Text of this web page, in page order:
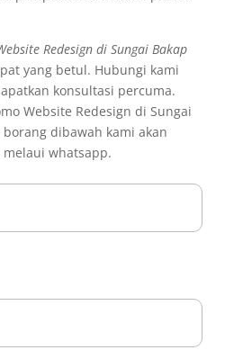
Redesign di Sungai Bakap
yang betul. Hubungi kami
konsultasi percuma.
Website Redesign di Sungai
borang dibawah kami akan
whatsapp.